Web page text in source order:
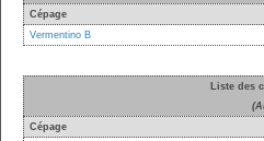
Cépage
Vermentino B
Liste des
Cépage